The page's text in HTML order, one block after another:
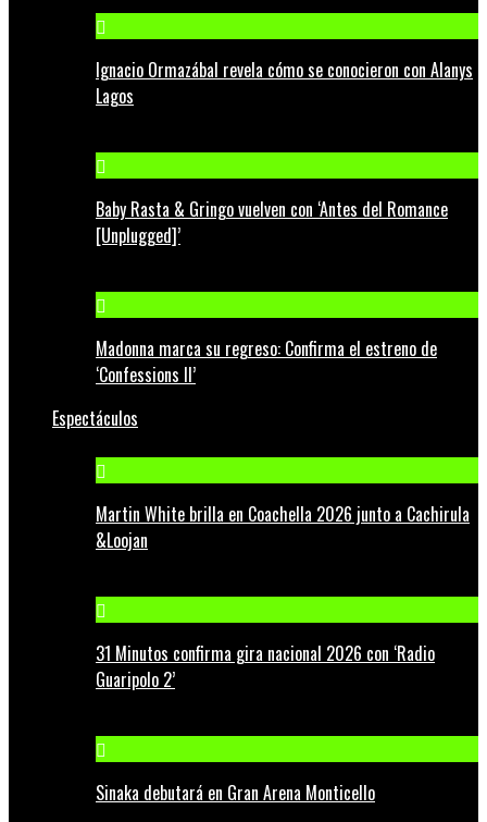
Ignacio Ormazábal revela cómo se conocieron con Alanys
Lagos
Baby Rasta & Gringo vuelven con ‘Antes del Romance
[Unplugged]’
Madonna marca su regreso: Confirma el estreno de
‘Confessions II’
Espectáculos
Martin White brilla en Coachella 2026 junto a Cachirula
&Loojan
31 Minutos confirma gira nacional 2026 con ‘Radio
Guaripolo 2’
Sinaka debutará en Gran Arena Monticello